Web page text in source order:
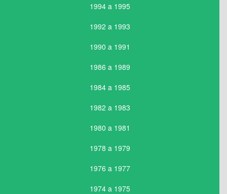
1994 a 1995
1992 a 1993
1990 a 1991
1986 a 1989
1984 a 1985
1982 a 1983
1980 a 1981
1978 a 1979
1976 a 1977
1974 a 1975